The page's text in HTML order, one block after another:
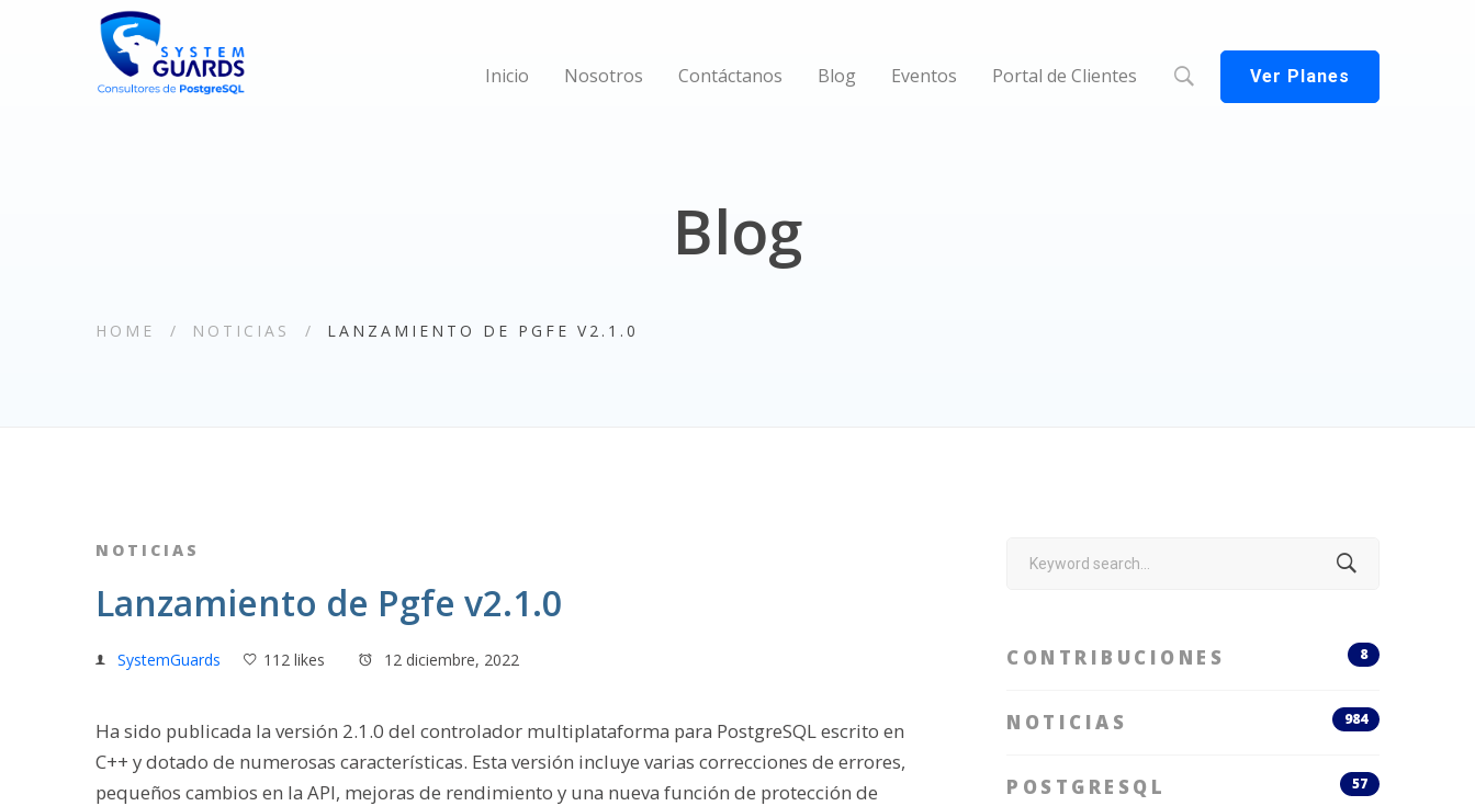
Inicio Nosotros Contáctanos Blog Eventos Portal de Clientes Ver Planes
Blog
HOME NOTICIAS LANZAMIENTO DE PGFE V2.1.0
NOTICIAS
Lanzamiento de Pgfe v2.1.0
SystemGuards 112 likes 12 diciembre, 2022
Ha sido publicada la versión 2.1.0 del controlador multiplataforma para PostgreSQL escrito en
C++ y dotado de numerosas características. Esta versión incluye varias correcciones de errores,
pequeños cambios en la API, mejoras de rendimiento y una nueva función de protección de
Search
CONTRIBUCIONES 8
NOTICIAS 984
POSTGRESQL 57